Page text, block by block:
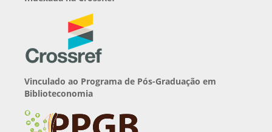
Vinculado ao Programa de Pós-Graduação em
Biblioteconomia